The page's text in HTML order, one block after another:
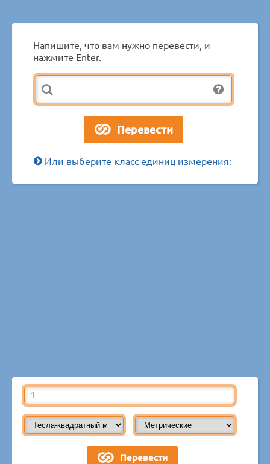
Напишите, что вам нужно перевести, и
нажмите Enter.
Или выберите класс единиц измерения: